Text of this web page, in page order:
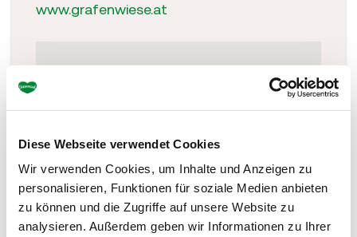
Diese Webseite verwendet Cookies
Wir verwenden Cookies, um Inhalte und Anzeigen zu
personalisieren, Funktionen für soziale Medien anbieten
zu können und die Zugriffe auf unsere Website zu
analysieren. Außerdem geben wir Informationen zu Ihrer
www.grafenwiese.at